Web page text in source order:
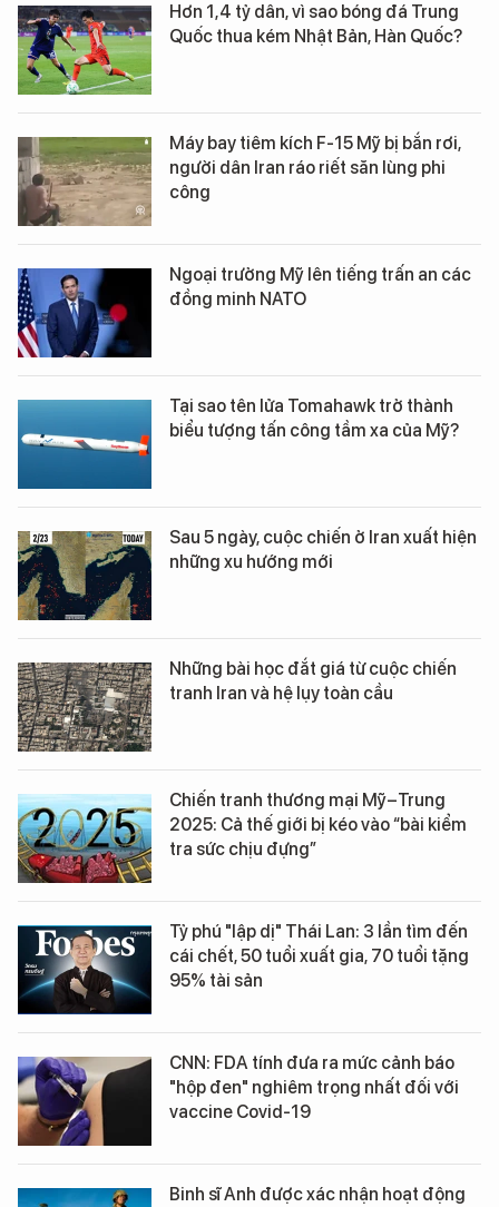
Hơn 1,4 tỷ dân, vì sao bóng đá Trung
Quốc thua kém Nhật Bản, Hàn Quốc?
Máy bay tiêm kích F-15 Mỹ bị bắn rơi,
người dân Iran ráo riết săn lùng phi
công
Ngoại trưởng Mỹ lên tiếng trấn an các
đồng minh NATO
Tại sao tên lửa Tomahawk trở thành
biểu tượng tấn công tầm xa của Mỹ?
Sau 5 ngày, cuộc chiến ở Iran xuất hiện
những xu hướng mới
Những bài học đắt giá từ cuộc chiến
tranh Iran và hệ lụy toàn cầu
Chiến tranh thương mại Mỹ–Trung
2025: Cả thế giới bị kéo vào “bài kiểm
tra sức chịu đựng”
Tỷ phú "lập dị" Thái Lan: 3 lần tìm đến
cái chết, 50 tuổi xuất gia, 70 tuổi tặng
95% tài sản
CNN: FDA tính đưa ra mức cảnh báo
"hộp đen" nghiêm trọng nhất đối với
vaccine Covid-19
Binh sĩ Anh được xác nhận hoạt động